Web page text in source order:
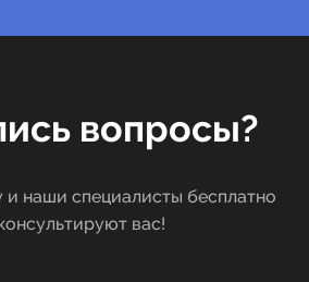
вопросы?
и наши специалисты бесплатно
вас!